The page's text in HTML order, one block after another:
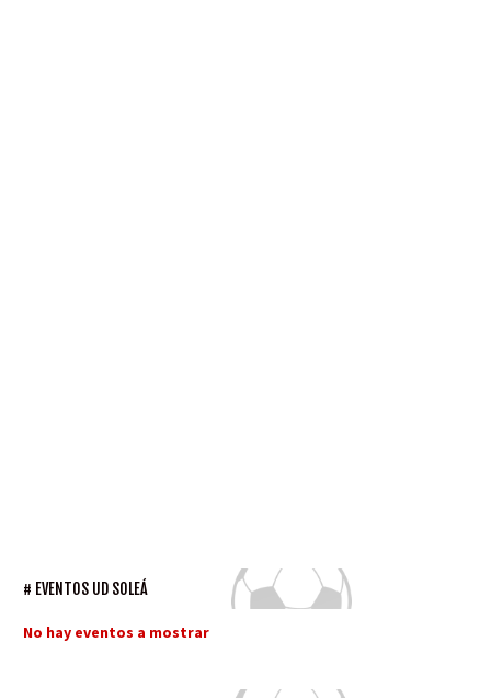
EVENTOS UD SOLEÁ
No hay eventos a mostrar